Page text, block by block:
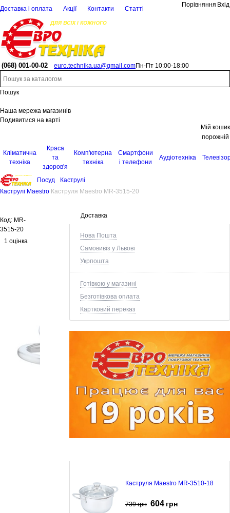
Доставка і оплата Акції Контакти Статті
Порівняння Вхід
(068) 001-00-02 euro.technika.ua@gmail.comПн-Пт 10:00-18:00
Пошук
Наша мережа магазинів
Подивитися на карті
Мій кошик
порожній
Кліматична
техніка
Краса
та
здоров'я
Комп'ютерна
техніка
Смартфони
і телефони
Аудіотехніка
Посуд
Каструлі
Каструлі Maestro Каструля Maestro MR-3515-20
Доставка
Нова Пошта
Самовивіз у Львові
Укрпошта
Готівкою у магазині
Безготівкова оплата
Картковий переказ
Каструля Maestro MR-3510-18
739 грн 604 грн
Код: MR-
3515-20
1 оцінка